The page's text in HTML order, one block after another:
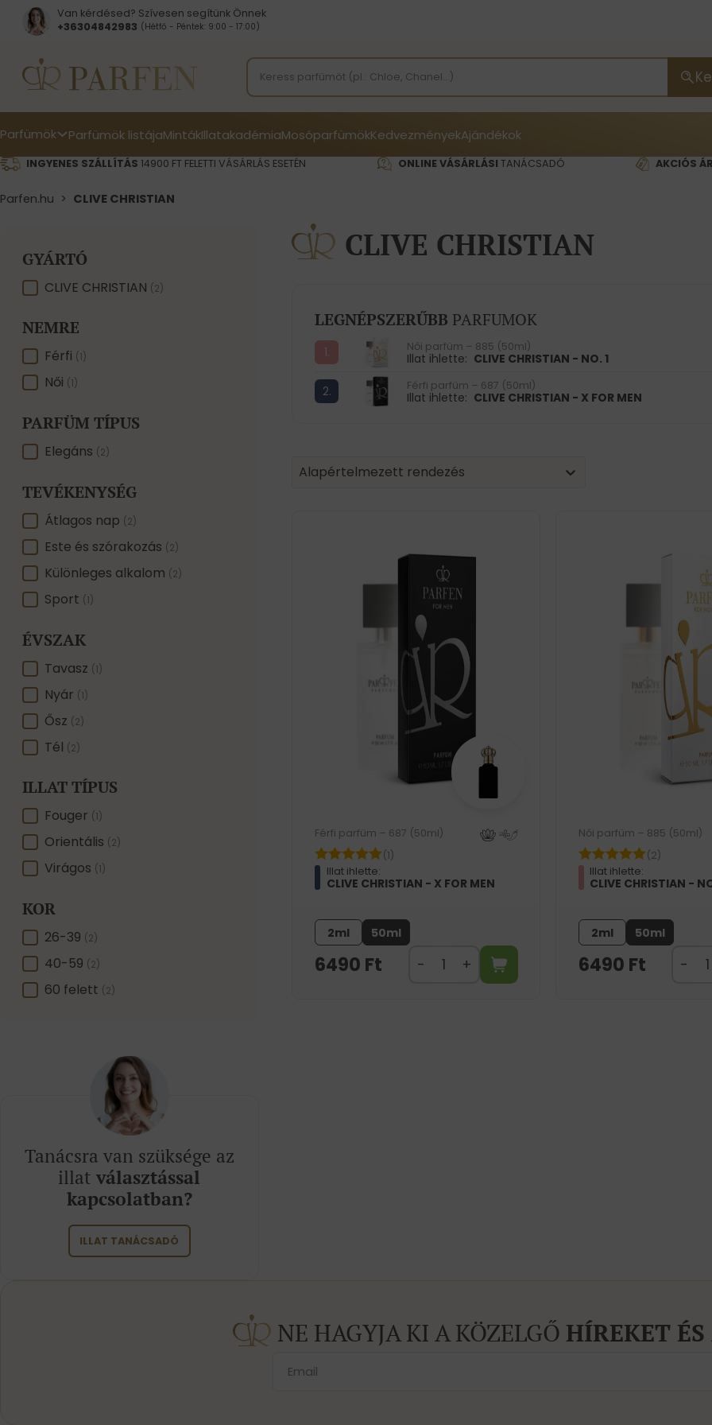
Van kérdésed? Szívesen segítünk Önnek
+36304842983 (Hétfő - Péntek: 9:00 - 17:00)
Parfümök Parfümök listájaMintákIllatakadémiaMosóparfümökKedvezményekAjándékok
INGYENES SZÁLLÍTÁS 14900 FT FELETTI VÁSÁRLÁS ESETÉN ONLINE VÁSÁRLÁSI TANÁCSADÓ AKCIÓS
Parfen.hu > CLIVE CHRISTIAN
GYÁRTÓ
GYÁRTÓ
CLIVE CHRISTIAN (2)
NEMRE
NEMRE
Férfi (1)
Női (1)
PARFÜM TÍPUS
PARFÜM TÍPUS
Elegáns (2)
TEVÉKENYSÉG
TEVÉKENYSÉG
Átlagos nap (2)
Este és szórakozás (2)
Különleges alkalom (2)
Sport (1)
ÉVSZAK
ÉVSZAK
Tavasz (1)
Nyár (1)
Ősz (2)
Tél (2)
ILLAT TÍPUS
ILLAT TÍPUS
Fouger (1)
Orientális (2)
Virágos (1)
KOR
KOR26-39 (2)
40-59 (2)
60 felett (2)
Tanácsra van szüksége az
illatválasztással
kapcsolatban?
ILLAT TANÁCSADÓ
CLIVE CHRISTIAN
LEGNÉPSZERŰBB PARFUMOK
Női parfüm – 885 (50ml)
Illat ihlette: CLIVE CHRISTIAN - NO. 1
Férfi parfüm – 687 (50ml)
Illat ihlette: CLIVE CHRISTIAN - X FOR MEN
Product | Sorting
Sort content
Alapértelmezett rendezés
Sort content
Férfi parfüm – 687 (50ml)
(1)
Illat ihlette:
CLIVE CHRISTIAN - X FOR MEN
2ml 50ml
6490 Ft
Női parfüm – 885 (50ml)
(2)
Illat ihlette:
CLIVE CHRISTIAN -
2ml 50ml
6490 Ft
NE HAGYJA KI A KÖZELGŐ HÍREKET